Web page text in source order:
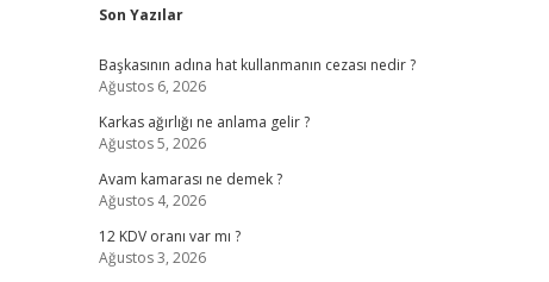
Sidebar
Son Yazılar
Başkasının adına hat kullanmanın cezası nedir ?
Ağustos 6, 2026
Karkas ağırlığı ne anlama gelir ?
Ağustos 5, 2026
Avam kamarası ne demek ?
Ağustos 4, 2026
12 KDV oranı var mı ?
Ağustos 3, 2026